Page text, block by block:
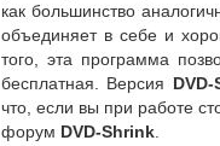
как большинство
объединяет в себе и
того, эта программа
бесплатная. Версия
что, если вы при работе
форум DVD-Shrink.